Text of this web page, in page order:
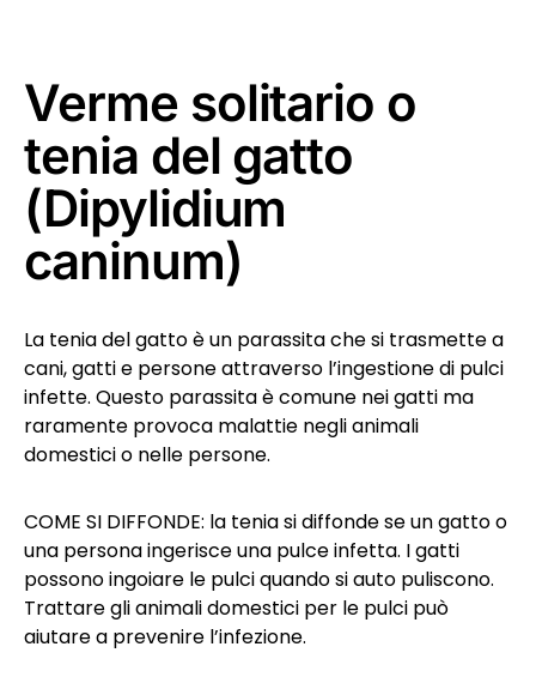
Verme solitario o
tenia del gatto
(Dipylidium
caninum)
La tenia del gatto è un parassita che si trasmette a
cani, gatti e persone attraverso l’ingestione di pulci
infette. Questo parassita è comune nei gatti ma
raramente provoca malattie negli animali
domestici o nelle persone.
COME SI DIFFONDE: la tenia si diffonde se un gatto o
una persona ingerisce una pulce infetta. I gatti
possono ingoiare le pulci quando si auto puliscono.
Trattare gli animali domestici per le pulci può
aiutare a prevenire l’infezione.